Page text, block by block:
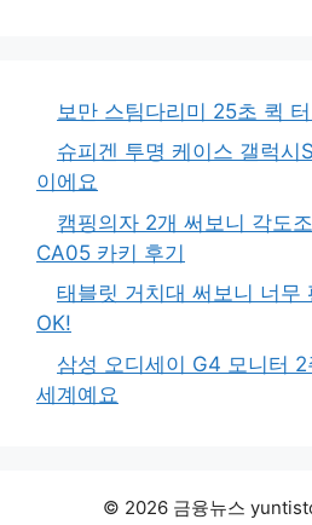
보만 스팀다리미 25초 퀵
슈피겐 투명 케이스 갤럭시
이에요
캠핑의자 2개 써보니 각도
CA05 카키 후기
태블릿 거치대 써보니 너무
OK!
삼성 오디세이 G4 모니터
세계예요
© 2026 금융뉴스